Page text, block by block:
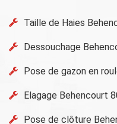
Taille de Haies
Dessouchage
Pose de gazon en
Elagage Behencourt
Pose de clôture